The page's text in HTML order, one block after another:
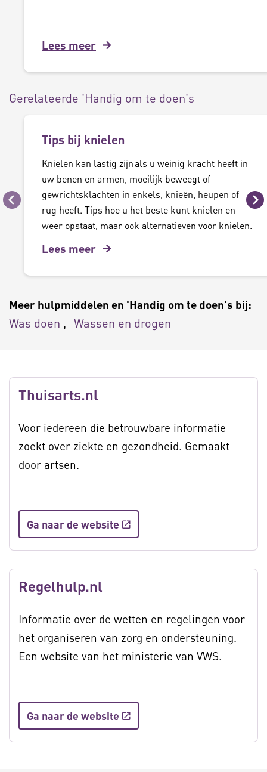
Lees meer
Gerelateerde 'Handig om te doen's
Vorige
Tips bij knielen
Knielen kan lastig zijn als u weinig kracht heeft in
uw benen en armen, moeilijk beweegt of
gewrichtsklachten in enkels, knieën, heupen of
rug heeft. Tips hoe u het beste kunt knielen en
weer opstaat, maar ook alternatieven voor knielen.
Lees meer
Meer hulpmiddelen en 'Handig om te doen's bij:
Was doen Wassen en drogen
Thuisarts.nl
Voor iedereen die betrouwbare informatie
zoekt over ziekte en gezondheid. Gemaakt
door artsen.
Ga naar de website
Regelhulp.nl
Informatie over de wetten en regelingen voor
het organiseren van zorg en ondersteuning.
Een website van het ministerie van VWS.
Ga naar de website